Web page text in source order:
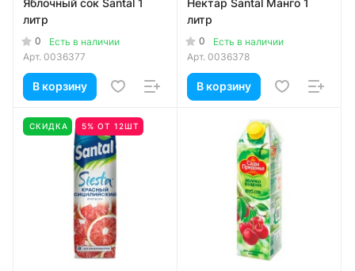
литр
0
Есть в наличии
Арт. 0036377
В корзину
литр
0
Есть в наличии
Арт. 0036378
В корзину
СКИДКА 5% ОТ 12ШТ